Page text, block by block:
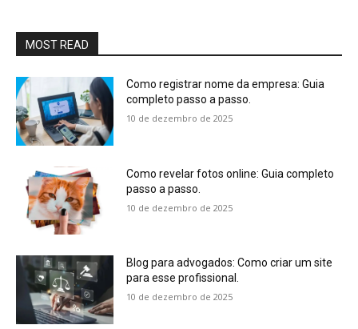
MOST READ
Como registrar nome da empresa: Guia
completo passo a passo.
10 de dezembro de 2025
Como revelar fotos online: Guia completo
passo a passo.
10 de dezembro de 2025
Blog para advogados: Como criar um site
para esse profissional.
10 de dezembro de 2025